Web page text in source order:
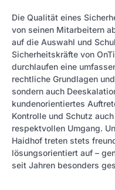
Die Qualität eines
von seinen Mitarbeitern
auf die Auswahl und
Sicherheitskräfte von
durchlaufen eine
rechtliche Grundlagen
sondern auch
kundenorientiertes
Kontrolle und Schutz
respektvollen Umgang.
Haidhof treten stets
lösungsorientiert auf –
seit Jahren besonders